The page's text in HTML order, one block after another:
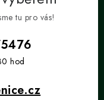
tu pro vás!